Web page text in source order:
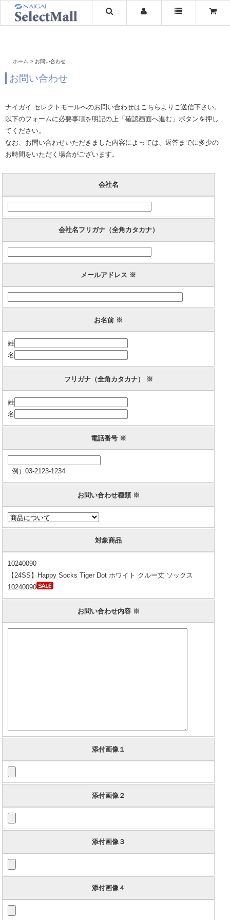
ホーム お問い合わせ
お問い合わせ
ナイガイ セレクトモールへのお問い合わせはこちらよりご送信下さい。
以下のフォームに必要事項を明記の上「確認画面へ進む」ボタンを押し
てください。
なお、お問い合わせいただきました内容によっては、返答までに多少の
お時間をいただく場合がございます。
会社名
会社名フリガナ（全角カタカナ）
メールアドレス ※
お名前 ※
姓
名
フリガナ（全角カタカナ） ※
姓
名
電話番号 ※
例）03-2123-1234
お問い合わせ種類 ※
対象商品
10240090
【24SS】Happy Socks Tiger Dot ホワイト クルー丈 ソックス
10240090
お問い合わせ内容 ※
添付画像１
添付画像２
添付画像３
添付画像４